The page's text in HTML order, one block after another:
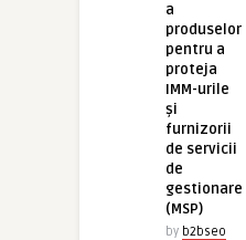
a
produselor
pentru a
proteja
IMM-urile
și
furnizorii
de servicii
de
gestionare
(MSP)
by b2bseo